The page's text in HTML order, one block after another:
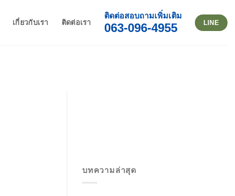
เกี่ยวกับเรา ติดต่อเรา
ติดต่อสอบถามเพิ่มเติม
063-096-4955 LINE
บทความล่าสุด